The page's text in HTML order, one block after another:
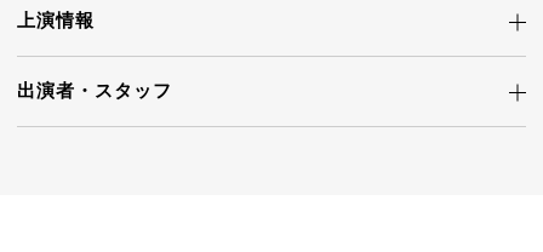
上演情報
出演者・ スタッフ